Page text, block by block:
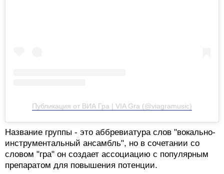
Публикация от ВИА Гра | VIA Gra (@viagramusic)
Название группы - это аббревиатура слов "вокально-
инструментальный ансамбль", но в сочетании со
словом "гра" он создает ассоциацию с популярным
препаратом для повышения потенции.